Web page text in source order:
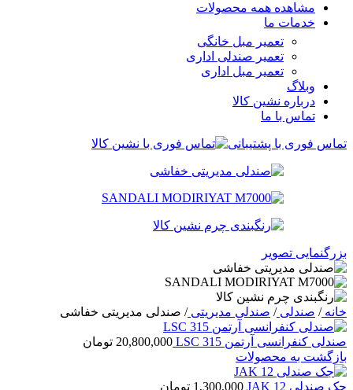
مشاهده همه محصولات
خدمات ما
تعمیر مبل خانگی
تعمیر صندلی اداری
تعمیر مبل اداری
وبلاگ
درباره نشین کالا
تماس با ما
تماس فوری با پشتیبانی
بزرگنمایی تصویر
خانه/ صندلی/ صندلی مدیریتی/ صندلی مدیریتی خفاشی
صندلی کنفرانسی آرتمن LSC 315 20,800,000 تومان
بازگشت به محصولات
جک صندلی JAK 12 1,300,000 تومان